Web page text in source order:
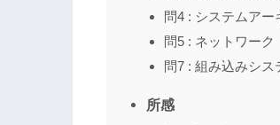
問4 : システムアー
問5 : ネットワーク
問7 : 組み込みシス
所感